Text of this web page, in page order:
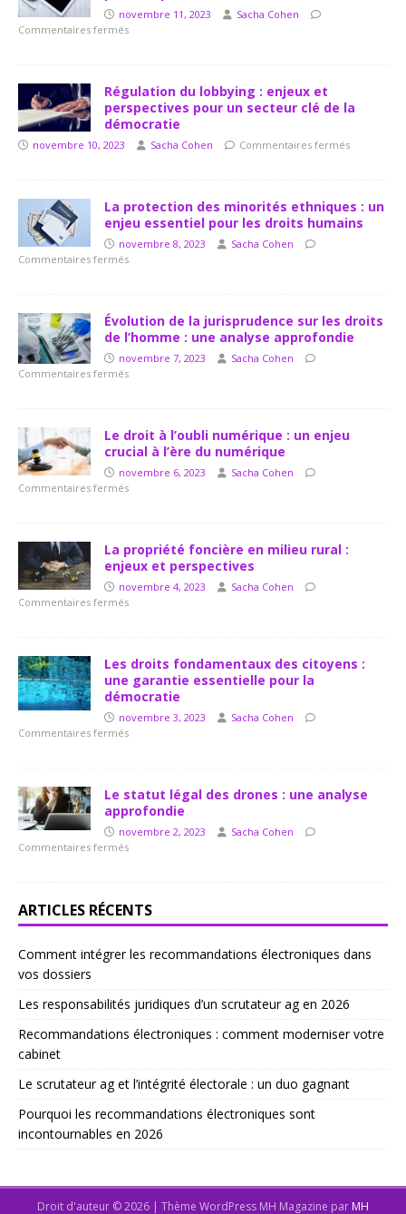
novembre 11, 2023
Sacha Cohen
Commentaires fermés
Régulation du lobbying : enjeux et
perspectives pour un secteur clé de la
démocratie
novembre 10, 2023 Sacha Cohen Commentaires fermés
La protection des minorités ethniques : un
enjeu essentiel pour les droits humains
novembre 8, 2023
Sacha Cohen
Commentaires fermés
Évolution de la jurisprudence sur les droits
de l’homme : une analyse approfondie
novembre 7, 2023
Sacha Cohen
Commentaires fermés
Le droit à l’oubli numérique : un enjeu
crucial à l’ère du numérique
novembre 6, 2023
Sacha Cohen
Commentaires fermés
La propriété foncière en milieu rural :
enjeux et perspectives
novembre 4, 2023
Sacha Cohen
Commentaires fermés
Les droits fondamentaux des citoyens :
une garantie essentielle pour la
démocratie
novembre 3, 2023
Sacha Cohen
Commentaires fermés
Le statut légal des drones : une analyse
approfondie
novembre 2, 2023
Sacha Cohen
Commentaires fermés
ARTICLES RÉCENTS
Comment intégrer les recommandations électroniques dans
vos dossiers
Les responsabilités juridiques d’un scrutateur ag en 2026
Recommandations électroniques : comment moderniser votre
cabinet
Le scrutateur ag et l’intégrité électorale : un duo gagnant
Pourquoi les recommandations électroniques sont
incontournables en 2026
Droit d'auteur © 2026 | Thème WordPress MH Magazine par MH